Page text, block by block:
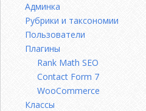
Админка
Рубрики и таксономии
Пользователи
Плагины
Rank Math SEO
Contact Form 7
WooCommerce
Классы